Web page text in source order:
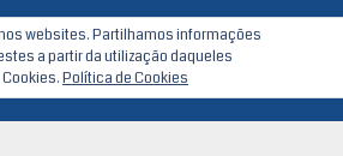
COMPONENTES
websites. Partilhamos informações
a partir da utilização daqueles
Política de Cookies